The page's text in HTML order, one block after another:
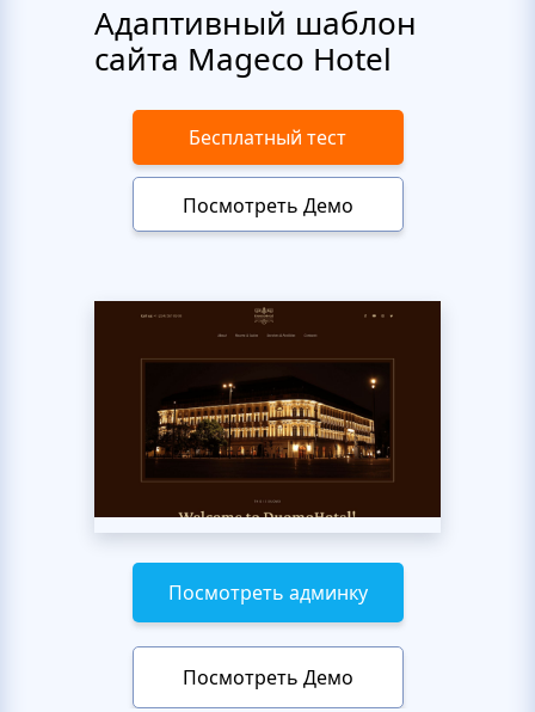
Адаптивный шаблон
сайта Mageco Hotel
Бесплатный тест
Посмотреть Демо
Посмотреть админку
Посмотреть Демо